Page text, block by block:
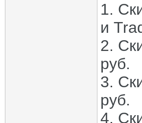
1.
и
2.
руб.
3.
руб.
4.